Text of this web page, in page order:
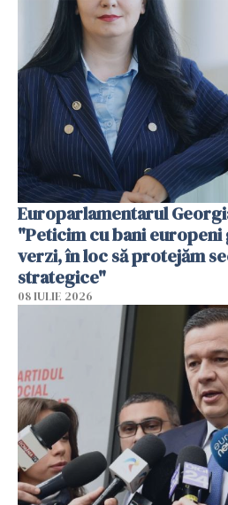
Europarlamentarul
"Peticim cu bani
verzi, în loc să protejăm
strategice"
08 IULIE 2026